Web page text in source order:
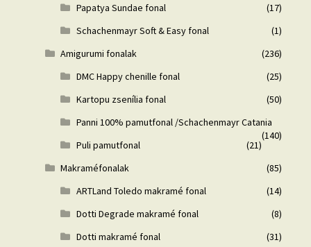
Papatya Sundae fonal
(17)
Schachenmayr Soft & Easy fonal
(1)
Amigurumi fonalak
(236)
DMC Happy chenille fonal
(25)
Kartopu zsenília fonal
(50)
Panni 100% pamutfonal /Schachenmayr Catania
(140)
Puli pamutfonal
(21)
Makraméfonalak
(85)
ARTLand Toledo makramé fonal
(14)
Dotti Degrade makramé fonal
(8)
Dotti makramé fonal
(31)